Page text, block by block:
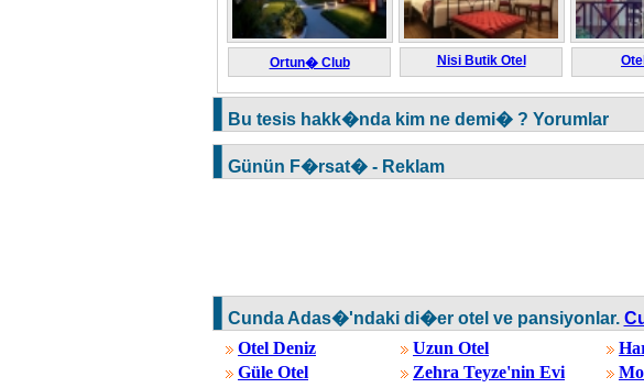
Ortun� Club Nisi Butik Otel
Bu tesis hakk�nda kim ne demi� ? Yorumlar
Günün F�rsat� - Reklam
Cunda Adas�'ndaki di�er otel ve pansiyonlar.
Otel Deniz
Uzun Otel
Güle Otel
Zehra Teyze'nin Evi